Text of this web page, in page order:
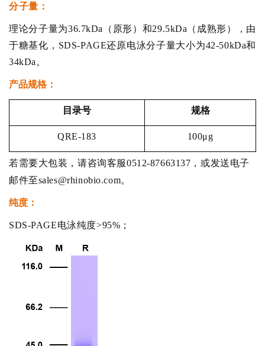
分子量：
理论分子量为36.7kDa（原形）和29.5kDa（成熟形），由
于糖基化，SDS-PAGE还原电泳分子量大小为42-50kDa和
34kDa。
产品规格：
目录号 规格
QRE-183 100μg
若需要大包装，请咨询客服0512-87663137，或发送电子
邮件至sales@rhinobio.com。
纯度：
SDS-PAGE电泳纯度>95%；